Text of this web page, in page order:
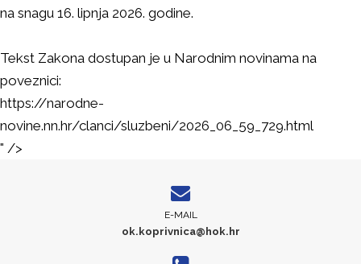
na snagu 16. lipnja 2026. godine.
Tekst Zakona dostupan je u Narodnim novinama na
poveznici:
https://narodne-
novine.nn.hr/clanci/sluzbeni/2026_06_59_729.html
" />
E-MAIL
ok.koprivnica@hok.hr